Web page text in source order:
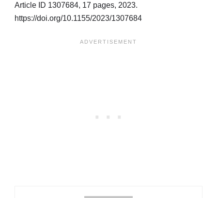
Article ID 1307684, 17 pages, 2023.
https://doi.org/10.1155/2023/1307684